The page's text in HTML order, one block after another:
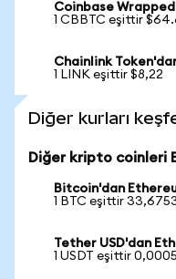
Coinbase
1 CBBTC eşittir
Chainlink
1 LINK eşittir $8,22
Diğer kurları
Diğer kripto coinleri
Bitcoin'dan
1 BTC eşittir
Tether USD'dan
1 USDT eşittir